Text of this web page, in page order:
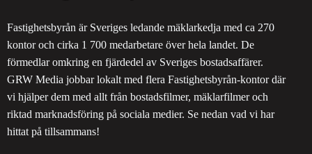
Fastighetsbyrån är Sveriges ledande mäklarkedja med ca 270
kontor och cirka 1 700 medarbetare över hela landet. De
förmedlar omkring en fjärdedel av Sveriges bostadsaffärer.
GRW Media jobbar lokalt med flera Fastighetsbyrån-kontor där
vi hjälper dem med allt från bostadsfilmer, mäklarfilmer och
riktad marknadsföring på sociala medier. Se nedan vad vi har
hittat på tillsammans!